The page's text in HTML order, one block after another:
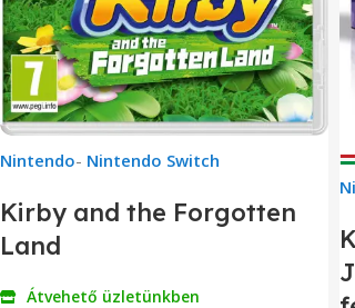
Nintendo- Nintendo Switch
Kirby and the Forgotten
Land
Átvehető üzletünkben